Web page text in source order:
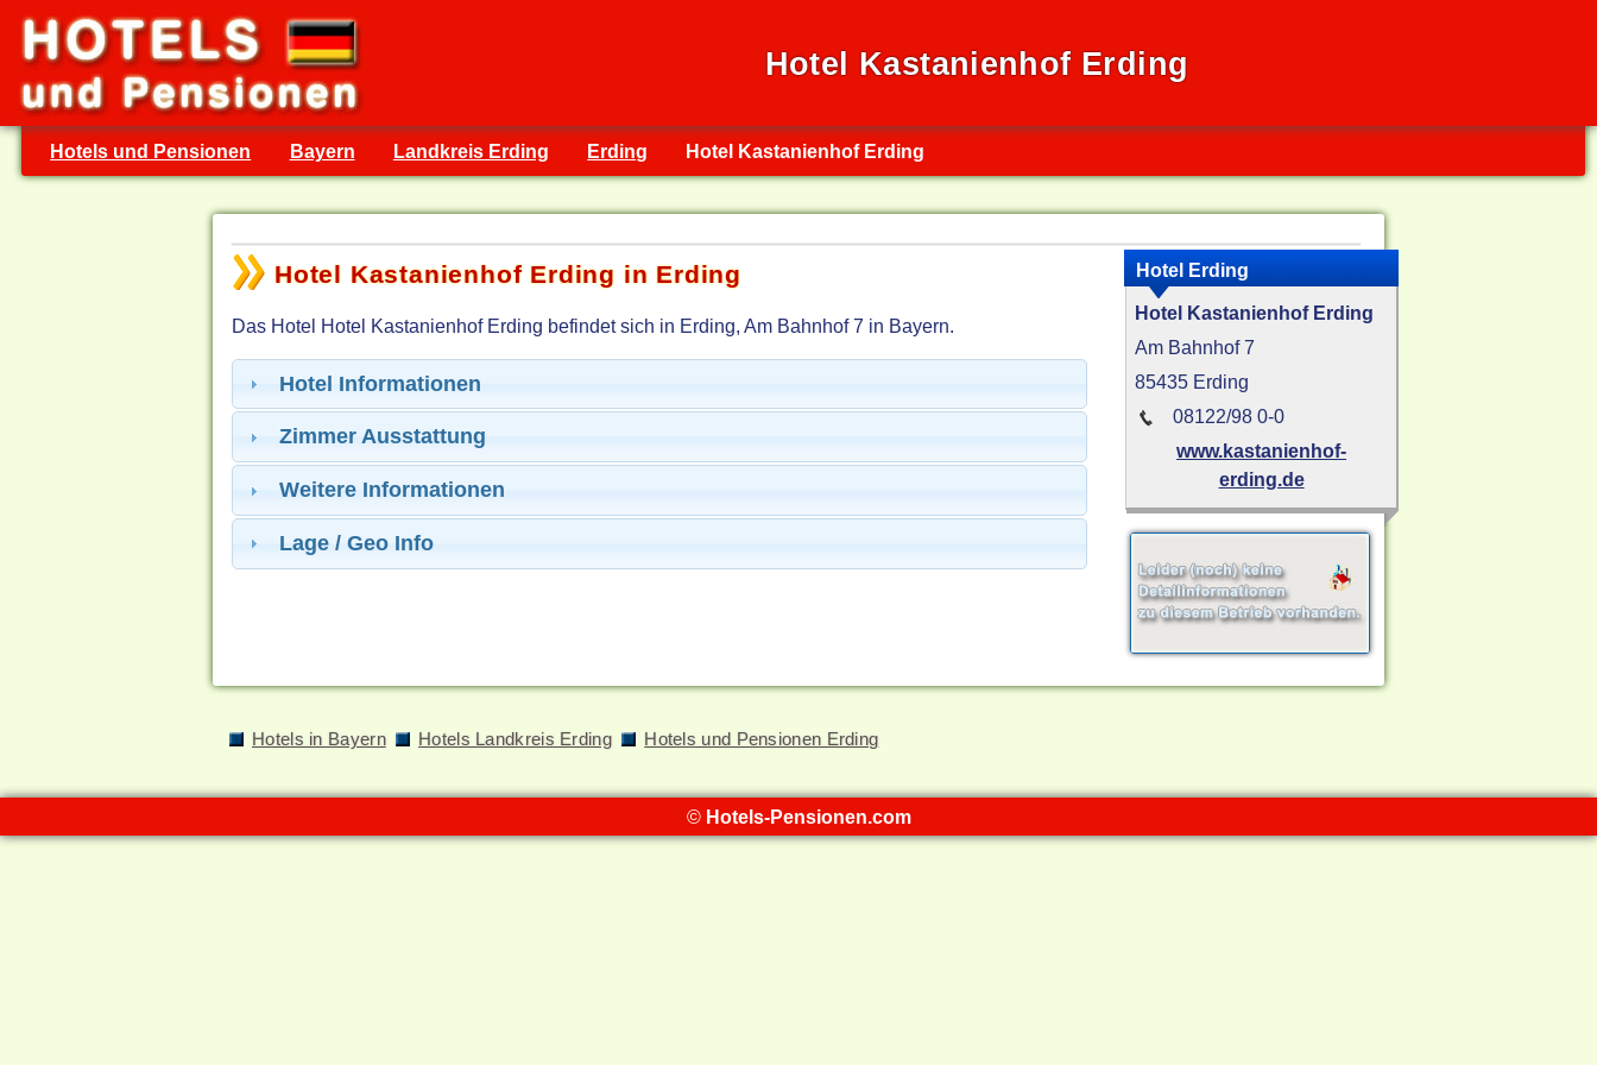
Hotel Kastanienhof Erding
Hotels und Pensionen Bayern Landkreis Erding Erding Hotel Kastanienhof Erding
Hotel Kastanienhof Erding in Erding
Das Hotel Hotel Kastanienhof Erding befindet sich in Erding, Am Bahnhof 7 in Bayern.
Hotel Informationen
Zimmer Ausstattung
Weitere Informationen
Lage / Geo Info
Hotel Erding
Hotel Kastanienhof Erding
Am Bahnhof 7
85435 Erding
08122/98 0-0
www.kastanienhof-
erding.de
Hotels in Bayern Hotels Landkreis Erding Hotels und Pensionen Erding
© Hotels-Pensionen.com